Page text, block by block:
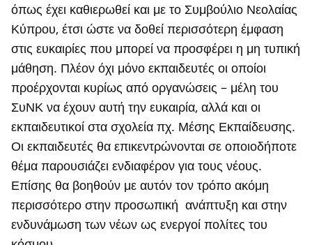
όπως έχει καθιερωθεί και με το Συμβούλιο Νεολαίας
Κύπρου, έτσι ώστε να δοθεί περισσότερη έμφαση
στις ευκαιρίες που μπορεί να προσφέρει η μη τυπική
μάθηση. Πλέον όχι μόνο εκπαιδευτές οι οποίοι
προέρχονται κυρίως από οργανώσεις – μέλη του
ΣυΝΚ να έχουν αυτή την ευκαιρία, αλλά και οι
εκπαιδευτικοί στα σχολεία πχ. Μέσης Εκπαίδευσης.
Οι εκπαιδευτές θα επικεντρώνονται σε οποιοδήποτε
θέμα παρουσιάζει ενδιαφέρον για τους νέους.
Επίσης θα βοηθούν με αυτόν τον τρόπο ακόμη
περισσότερο στην προσωπική ανάπτυξη και στην
ενδυνάμωση των νέων ως ενεργοί πολίτες του